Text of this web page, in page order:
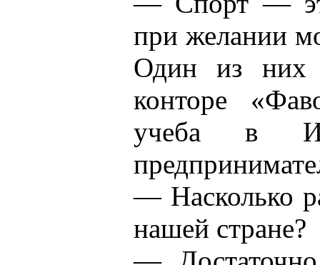
при желании
Один из них
конторе
учеба в
— Насколько
нашей стране?